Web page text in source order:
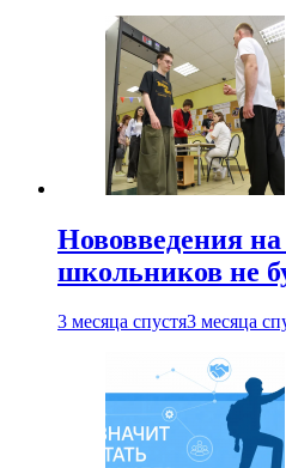
Нововведения
школьников не
3 месяца спустя3 месяца